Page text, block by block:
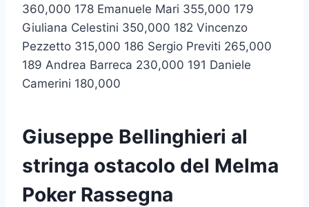
360,000 178 Emanuele Mari 355,000 179
Giuliana Celestini 350,000 182 Vincenzo
Pezzetto 315,000 186 Sergio Previti 265,000
189 Andrea Barreca 230,000 191 Daniele
Camerini 180,000
Giuseppe Bellinghieri al
stringa ostacolo del Melma
Poker Rassegna